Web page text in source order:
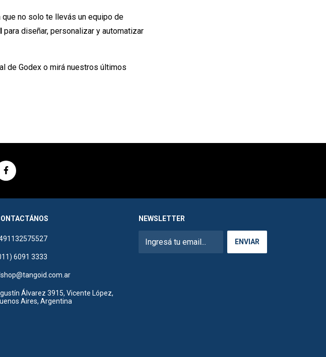
no solo te llevás un equipo de
para diseñar, personalizar y automatizar
de Godex o mirá nuestros últimos
6091 3333
Álvarez 3915, Vicente López,
Aires, Argentina
NEWSLETTER